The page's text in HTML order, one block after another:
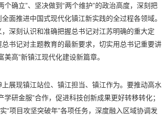
确立”、坚决做到“两个维护”的政治高度，深刻把
面推进中国式现代化镇江新实践的全过程各领域。
深刻认识和准确把握总书记对江苏明确的重大定
书记对主题教育的最新要求，切实用总书记重要讲
高”新镇江现代化建设新篇章。
展现镇江站位、镇江担当、镇江作为。要推动高水
研金服”合作，促进科技创新成果更好转移转化；
“项目攻坚突破年”各项任务，深度融入区域协调发